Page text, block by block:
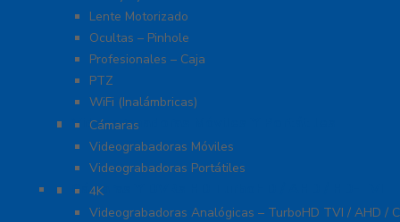
Lente Motorizado
Ocultas – Pinhole
Profesionales – Caja
PTZ
WiFi (Inalámbricas)
Videograbadoras Móviles Y Portátiles
Cámaras
Videograbadoras Móviles
Videograbadoras Portátiles
Cámaras Y DVRs HD TurboHD / AHD / HD-TVI
4K
Videograbadoras Analógicas – TurboHD TVI / AHD /